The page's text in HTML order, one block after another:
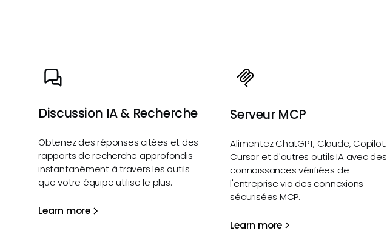
Discussion IA & Recherche
Obtenez des réponses citées et des
rapports de recherche approfondis
instantanément à travers les outils
que votre équipe utilise le plus.
Learn more
Serveur MCP
Alimentez ChatGPT, Claude, Copilot,
Cursor et d'autres outils IA avec des
connaissances vérifiées de
l'entreprise via des connexions
sécurisées MCP.
Learn more